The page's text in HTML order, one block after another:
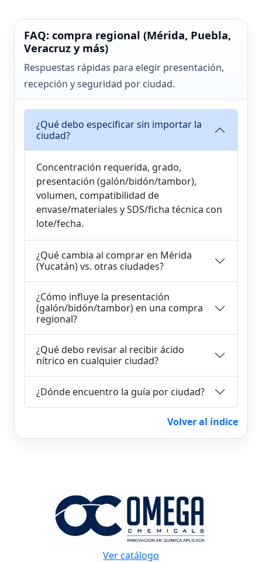
FAQ: compra regional (Mérida, Puebla,
Veracruz y más)
Respuestas rápidas para elegir presentación,
recepción y seguridad por ciudad.
¿Qué debo especificar sin importar la
ciudad?
Concentración requerida, grado,
presentación (galón/bidón/tambor),
volumen, compatibilidad de
envase/materiales y SDS/ficha técnica con
lote/fecha.
¿Qué cambia al comprar en Mérida
(Yucatán) vs. otras ciudades?
¿Cómo influye la presentación
(galón/bidón/tambor) en una compra
regional?
¿Qué debo revisar al recibir ácido
nítrico en cualquier ciudad?
¿Dónde encuentro la guía por ciudad?
Volver al índice
Ver catálogo